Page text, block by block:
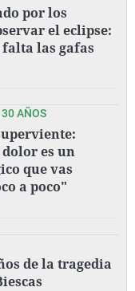
por los
el eclipse:
las gafas
AÑOS
es un
que vas
a poco"
de la tragedia